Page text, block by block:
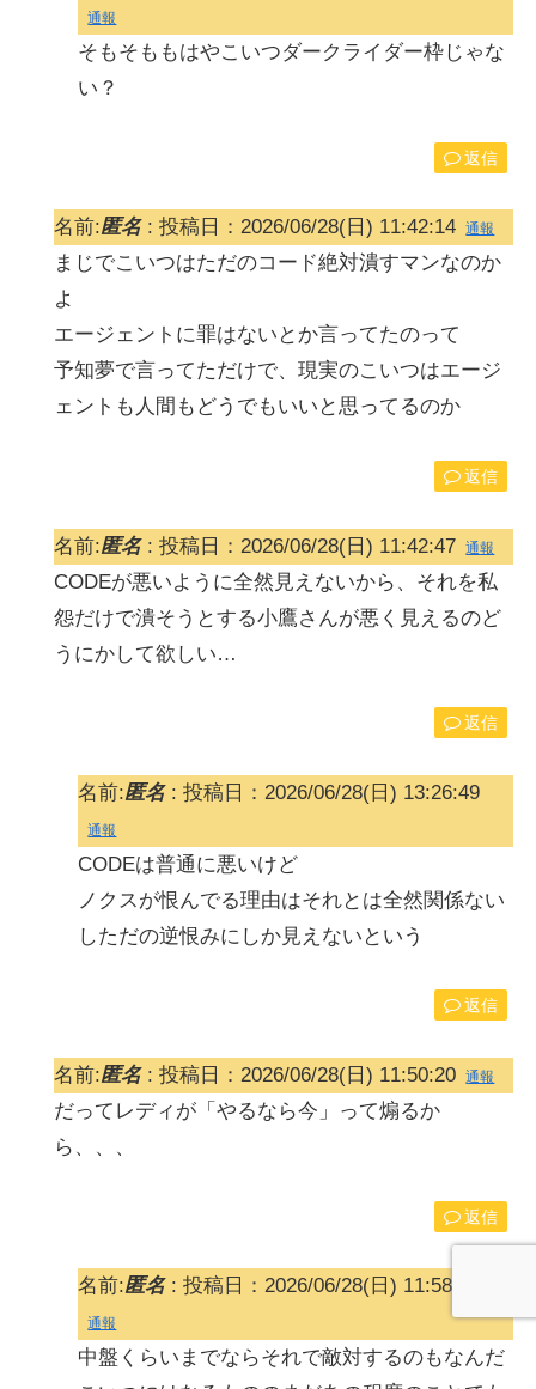
通報
そもそももはやこいつダークライダー枠じゃな
い？
返信
名前:匿名: 投稿日：2026/06/28(日) 11:42:14 通報
まじでこいつはただのコード絶対潰すマンなのか
よ
エージェントに罪はないとか言ってたのって
予知夢で言ってただけで、現実のこいつはエージ
ェントも人間もどうでもいいと思ってるのか
返信
名前:匿名: 投稿日：2026/06/28(日) 11:42:47 通報
CODEが悪いように全然見えないから、それを私
怨だけで潰そうとする小鷹さんが悪く見えるのど
うにかして欲しい…
返信
名前:匿名: 投稿日：2026/06/28(日) 13:26:49
通報
CODEは普通に悪いけど
ノクスが恨んでる理由はそれとは全然関係ない
しただの逆恨みにしか見えないという
返信
名前:匿名: 投稿日：2026/06/28(日) 11:50:20 通報
だってレディが「やるなら今」って煽るか
ら、、、
返信
名前:匿名: 投稿日：2026/06/28(日) 11:58:19
通報
中盤くらいまでならそれで敵対するのもなんだ